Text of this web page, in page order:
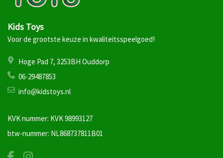
Kids Toys
Voor de grootste keuze in kwaliteitsspeelgoed!
Hoge Pad 7, 3253BH Ouddorp
06-29487853
info@kidstoys.nl
KVK nummer: KVK 98993127
btw-nummer: NL868737811B01